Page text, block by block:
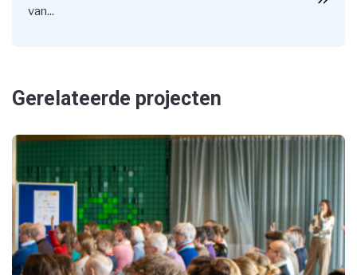
van...
Gerelateerde projecten